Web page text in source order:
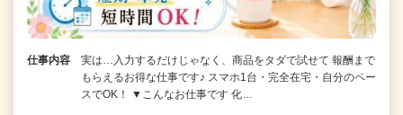
仕事内容
実は…入力するだけじゃなく、商品をタダで試せて 報酬まで
もらえるお得な仕事です♪ スマホ1台・完全在宅・自分のペー
スでOK！ ▼こんなお仕事です 化…